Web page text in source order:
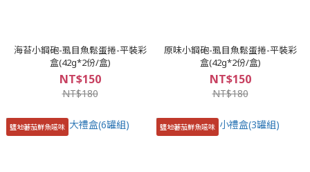
海苔小鋼砲-虱目魚鬆蛋捲-平裝彩
盒(42g*2份/盒)
NT$150
NT$180
原味小鋼砲-虱目魚鬆蛋捲-平裝彩
盒(42g*2份/盒)
NT$150
NT$180
鹽地蕃茄鮮魚嗞味 鹽地蕃茄鮮魚嗞味